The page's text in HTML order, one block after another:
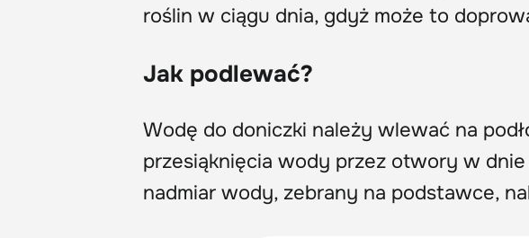
roślin w ciągu dnia, gdyż może to
Jak podlewać?
Wodę do doniczki należy wlewać na
przesiąknięcia wody przez otwory w
nadmiar wody, zebrany na podstawce,